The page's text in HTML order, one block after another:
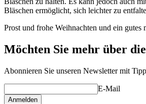
Bläschen ermöglicht, sich leichter zu
Prost und frohe Weihnachten und ein gutes
Möchten Sie mehr über
Abonnieren Sie unseren Newsletter mit
E-Mail
Anmelden